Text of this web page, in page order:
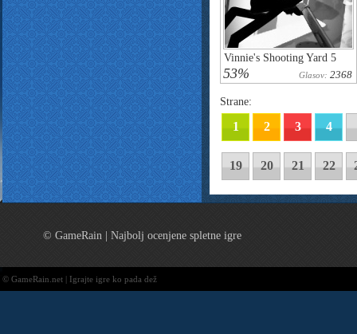
Vinnie's Shooting Yard 5
53% Glasov: 2368
Strane:
1 2 3 4
19 20 21 22
© GameRain | Najbolj ocenjene spletne igre
© GameRain.net | Igrajte igre ko pada dež